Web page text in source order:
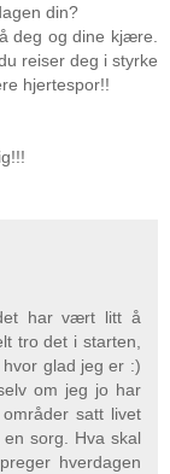
din?
deg og dine kjære.
reiser deg i styrke
hjertespor!!
har vært litt å
tro det i starten,
glad jeg er :)
om jeg jo har
satt livet
sorg. Hva skal
hverdagen